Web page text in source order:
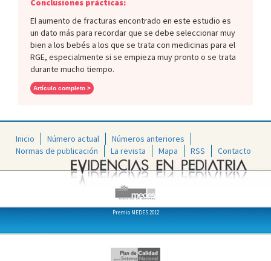
El aumento de fracturas encontrado en este estudio es
un dato más para recordar que se debe seleccionar muy
bien a los bebés a los que se trata con medicinas para el
RGE, especialmente si se empieza muy pronto o se trata
durante mucho tiempo.
Artículo completo >
Inicio Número actual
Números anteriores
Normas de publicación
La revista Mapa RSS Contacto
Premio MEDES 2012